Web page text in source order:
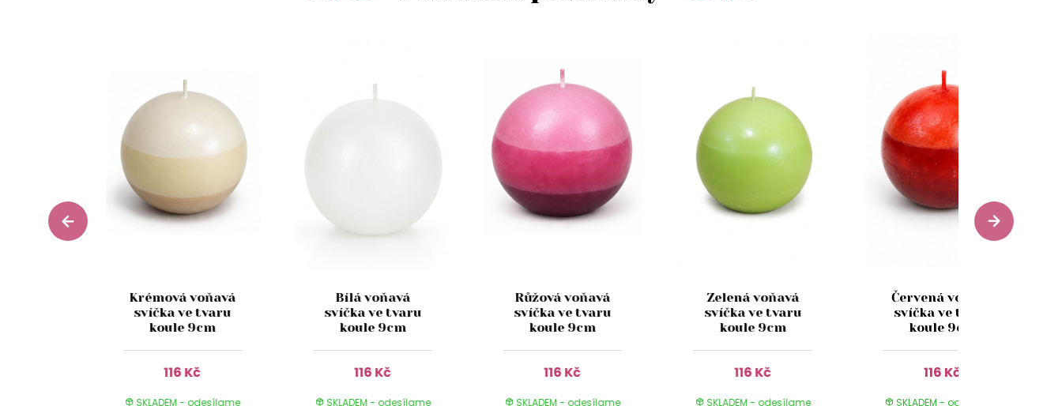
Krémová voňavá
svíčka ve tvaru
koule 9cm
116 Kč
SKLADEM - odesílame
Bílá voňavá
svíčka ve tvaru
koule 9cm
116 Kč
SKLADEM - odesílame
Růžová voňavá
svíčka ve tvaru
koule 9cm
116 Kč
SKLADEM - odesílame
Zelená voňavá
svíčka ve tvaru
koule 9cm
116 Kč
SKLADEM - odesílame
Červená voňavá
svíčka ve tvaru
koule 9cm
116 Kč
SKLADEM - odesílame